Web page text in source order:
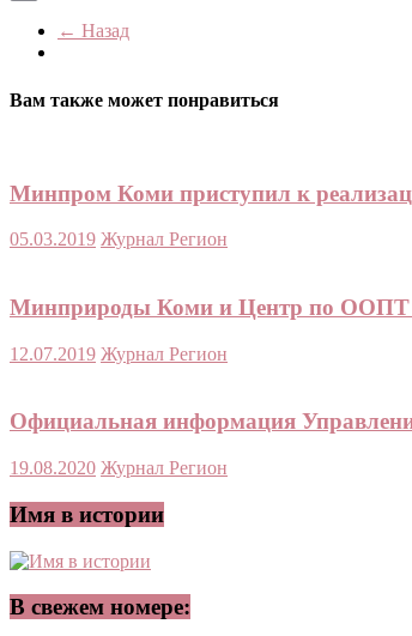
← Назад
Вам также может понравиться
Минпром Коми приступил к
05.03.2019 Журнал Регион
Минприроды Коми и Центр по ООПТ
12.07.2019 Журнал Регион
Официальная информация
19.08.2020 Журнал Регион
Имя в истории
В свежем номере: